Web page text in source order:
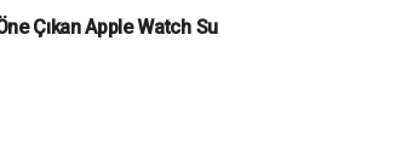
Çıkan Apple Watch Su